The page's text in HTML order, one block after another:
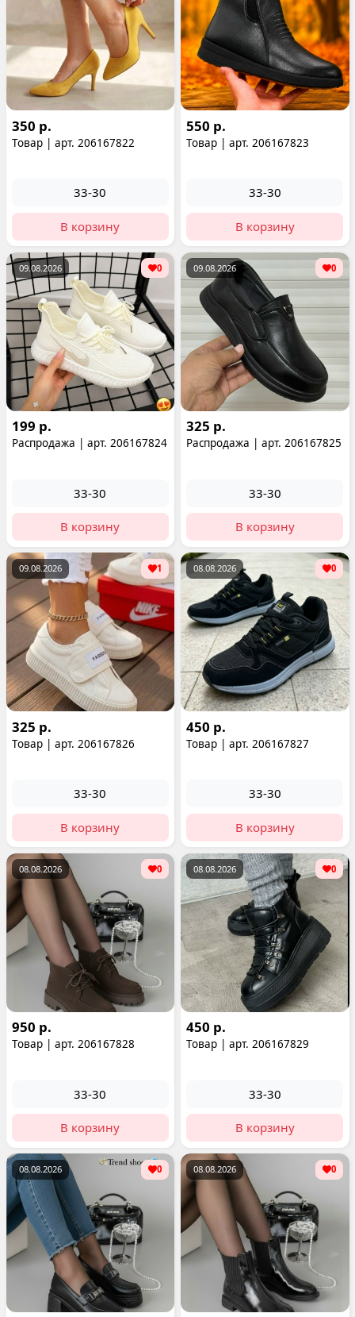
350 р.
Товар | арт. 206167822
33-30
В корзину
550 р.
Товар | арт. 206167823
33-30
В корзину
09.08.2026 0
199 р.
Распродажа | арт. 206167824
33-30
В корзину
09.08.2026 0
325 р.
Распродажа | арт. 206167825
33-30
В корзину
09.08.2026 1
325 р.
Товар | арт. 206167826
33-30
В корзину
08.08.2026 0
450 р.
Товар | арт. 206167827
33-30
В корзину
08.08.2026 0
950 р.
Товар | арт. 206167828
33-30
В корзину
08.08.2026 0
450 р.
Товар | арт. 206167829
33-30
В корзину
08.08.2026 0 08.08.2026 0